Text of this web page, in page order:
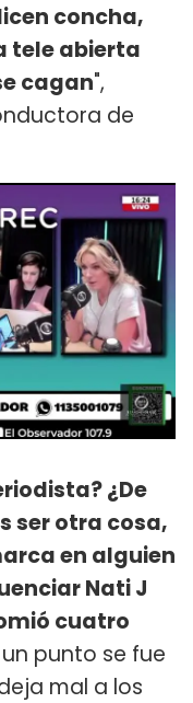
concha,
tele abierta
cagan",
de
¿De
ser otra cosa,
en alguien
Nati J
cuatro
punto se fue
mal a los